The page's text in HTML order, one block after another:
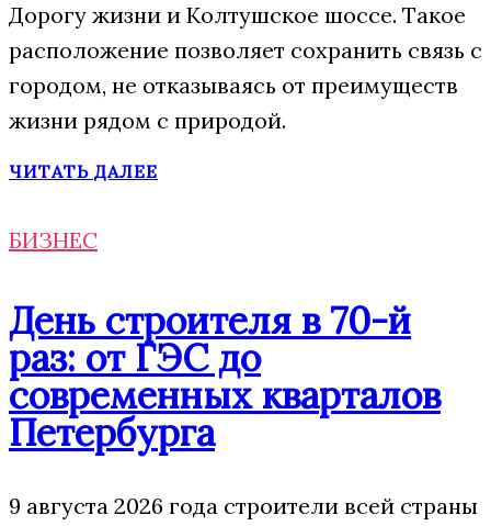
Дорогу жизни и Колтушское шоссе. Такое
расположение позволяет сохранить связь с
городом, не отказываясь от преимуществ
жизни рядом с природой.
ЧИТАТЬ ДАЛЕЕ
БИЗНЕС
День строителя в 70-й
раз: от ГЭС до
современных кварталов
Петербурга
9 августа 2026 года строители всей страны